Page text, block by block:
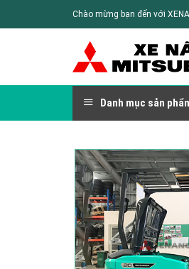
Chào mừng bạn đến với
Danh mục sản